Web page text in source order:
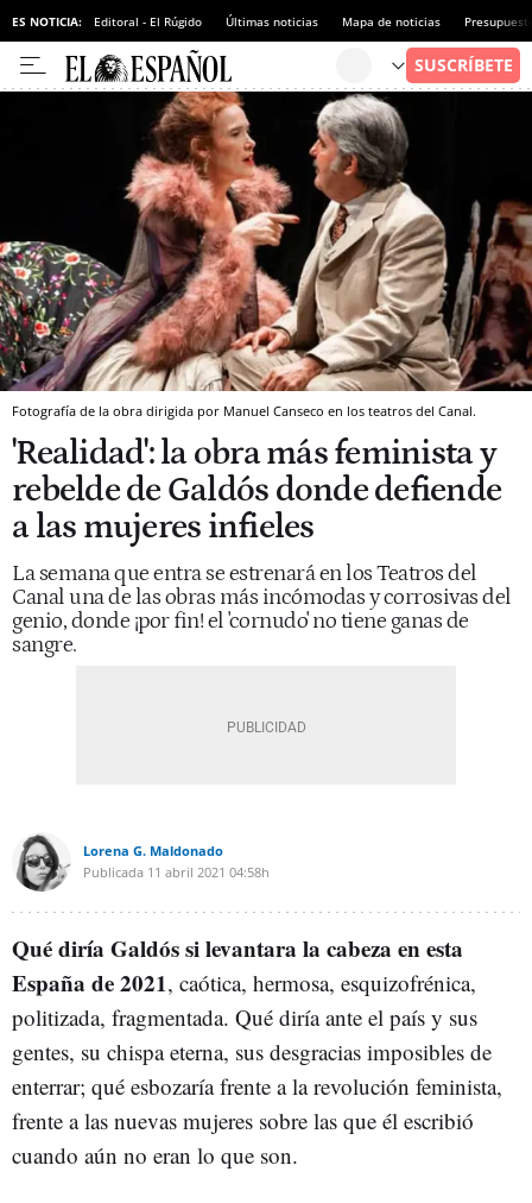
ES NOTICIA: Editoral - El Rúgido Últimas noticias Mapa de noticias
Fotografía de la obra dirigida por Manuel Canseco en los teatros del Canal.
'Realidad': la obra más feminista y
rebelde de Galdós donde defiende
a las mujeres infieles
La semana que entra se estrenará en los Teatros del
Canal una de las obras más incómodas y corrosivas del
genio, donde ¡por fin! el 'cornudo' no tiene ganas de
sangre.
Lorena G. Maldonado
Publicada 11 abril 2021 04:58h
Qué diría Galdós si levantara la cabeza en esta
España de 2021, caótica, hermosa, esquizofrénica,
politizada, fragmentada. Qué diría ante el país y sus
gentes, su chispa eterna, sus desgracias imposibles de
enterrar; qué esbozaría frente a la revolución feminista,
frente a las nuevas mujeres sobre las que él escribió
cuando aún no eran lo que son.